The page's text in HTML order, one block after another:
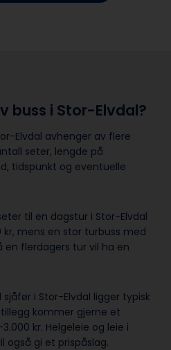
buss i Stor-Elvdal?
Elvdal avhenger av flere
seter, lengde på
tidspunkt og eventuelle
til en dagstur i Stor-Elvdal
mens en stor turbuss med
en flerdagers tur vil ha en
i Stor-Elvdal ligger typisk
tillegg kommer gjerne et
kr. Helgeleie og leie i
også gi et prispåslag.